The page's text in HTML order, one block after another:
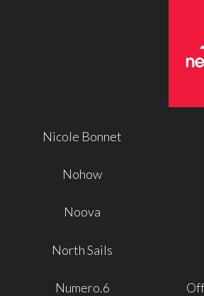
Nicole Bonnet
Nohow
Noova
North Sails
Numero.6